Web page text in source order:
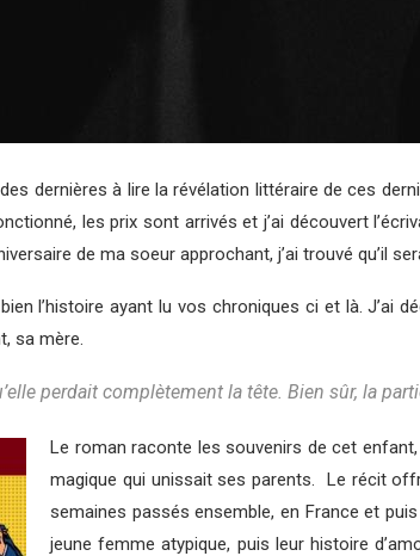
dernières à lire la révélation littéraire de ces
les prix sont arrivés et j’ai découvert
de ma soeur approchant, j’ai trouvé qu’il
l’histoire ayant lu vos chroniques ci et là. J’ai
sa mère.
perdait complètement la tête. Bien sûr, la
Le roman raconte les souvenirs de cet
magique qui unissait ses parents. Le récit
semaines passés ensemble, en France et
jeune femme atypique, puis leur histoire